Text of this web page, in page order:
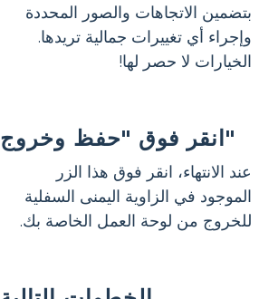
بتضمين الاتجاهات والصور المحددة
وإجراء أي تغييرات جمالية تريدها.
الخيارات لا حصر لها!
انقر فوق "حفظ وخروج"
عند الانتهاء، انقر فوق هذا الزر
الموجود في الزاوية اليمنى السفلية
للخروج من لوحة العمل الخاصة بك.